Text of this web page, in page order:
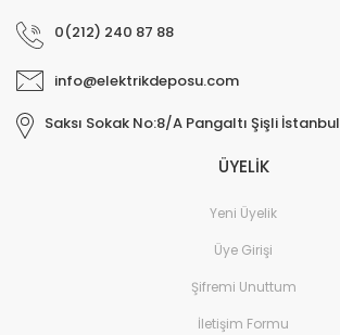
0(212) 240 87 88
info@elektrikdeposu.com
Saksı Sokak No:8/A Pangaltı Şişli İstanbul
ÜYELİK
Yeni Üyelik
Üye Girişi
Şifremi Unuttum
İletişim Formu